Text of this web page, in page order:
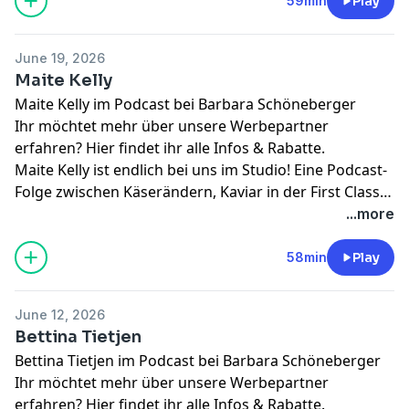
June 19, 2026
Maite Kelly
Maite Kelly im Podcast bei Barbara Schöneberger
Ihr möchtet mehr über unsere Werbepartner
erfahren? Hier findet ihr alle Infos & Rabatte.
Maite Kelly ist endlich bei uns im Studio! Eine Podcast-
Folge zwischen Käserändern, Kaviar in der First Class
und der Kochbuch-Falle. Warum Barbara sich sicher
ist, dass Maite Kelly einen Baby-Boom auslösen wird
und wieso ein Vogelnest Maite zum Weinen bringt?
Alles Fragen, die in unserer neuen Folge von "Mit den
...more
58min Play
June 12, 2026
Bettina Tietjen
Bettina Tietjen im Podcast bei Barbara Schöneberger
Ihr möchtet mehr über unsere Werbepartner
erfahren? Hier findet ihr alle Infos & Rabatte.